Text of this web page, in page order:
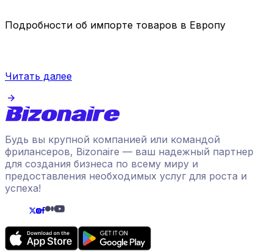
Подробности об импорте товаров в Европу
Читать далее
Будь вы крупной компанией или командой
фрилансеров, Bizonaire — ваш надежный партнер
для создания бизнеса по всему миру и
предоставления необходимых услуг для роста и
успеха!